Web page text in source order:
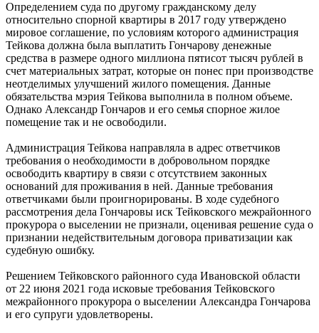
Определением суда по другому гражданскому делу
относительно спорной квартиры в 2017 году утверждено
мировое соглашение, по условиям которого администрация
Тейкова должна была выплатить Гончарову денежные
средства в размере одного миллиона пятисот тысяч рублей в
счет материальных затрат, которые он понес при производстве
неотделимых улучшений жилого помещения. Данные
обязательства мэрия Тейкова выполнила в полном объеме.
Однако Александр Гончаров и его семья спорное жилое
помещение так и не освободили.
Администрация Тейкова направляла в адрес ответчиков
требования о необходимости в добровольном порядке
освободить квартиру в связи с отсутствием законных
оснований для проживания в ней. Данные требования
ответчиками были проигнорированы. В ходе судебного
рассмотрения дела Гончаровы иск Тейковского межрайонного
прокурора о выселении не признали, оценивая решение суда о
признании недействительным договора приватизации как
судебную ошибку.
Решением Тейковского районного суда Ивановской области
от 22 июня 2021 года исковые требования Тейковского
межрайонного прокурора о выселении Александра Гончарова
и его супруги удовлетворены.